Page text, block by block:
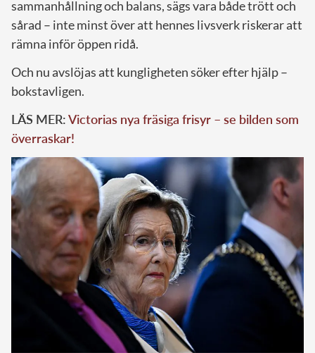
sammanhållning och balans, sägs vara både trött och
sårad – inte minst över att hennes livsverk riskerar att
rämna inför öppen ridå.
Och nu avslöjas att kungligheten söker efter hjälp –
bokstavligen.
LÄS MER:Victorias nya fräsiga frisyr – se bilden som
överraskar!